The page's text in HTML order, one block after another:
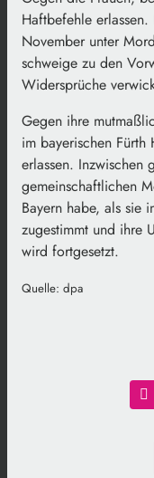
Haftbefehle
November unter
schweige zu den
Widersprüche
Gegen ihre
im bayerischen
erlassen. Inzwischen
gemeinschaftlichen
Bayern habe, als sie
zugestimmt und ihre
wird fortgesetzt.
Quelle: dpa